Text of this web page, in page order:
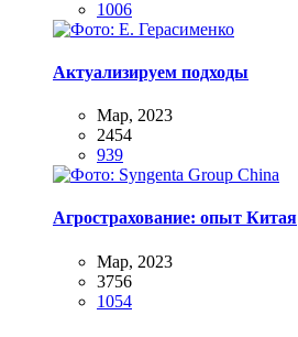
1006
Актуализируем подходы
Мар, 2023
2454
939
Агрострахование: опыт Китая
Мар, 2023
3756
1054